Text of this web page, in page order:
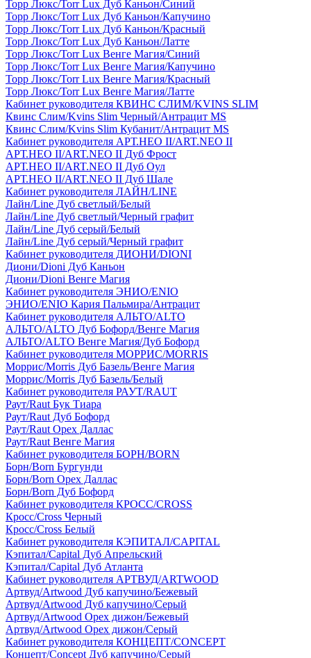
Торр Люкс/Torr Lux Дуб Каньон/Синий
Торр Люкс/Torr Lux Дуб Каньон/Капучино
Торр Люкс/Torr Lux Дуб Каньон/Красный
Торр Люкс/Torr Lux Дуб Каньон/Латте
Торр Люкс/Torr Lux Венге Магия/Синий
Торр Люкс/Torr Lux Венге Магия/Капучино
Торр Люкс/Torr Lux Венге Магия/Красный
Торр Люкс/Torr Lux Венге Магия/Латте
Кабинет руководителя КВИНС СЛИМ/KVINS SLIM
Квинс Слим/Kvins Slim Черный/Антрацит MS
Квинс Слим/Kvins Slim Кубанит/Антрацит MS
Кабинет руководителя АРТ.НЕО II/ART.NEO II
АРТ.НЕО II/ART.NEO II Дуб Фрост
АРТ.НЕО II/ART.NEO II Дуб Оул
АРТ.НЕО II/ART.NEO II Дуб Шале
Кабинет руководителя ЛАЙН/LINE
Лайн/Line Дуб светлый/Белый
Лайн/Line Дуб светлый/Черный графит
Лайн/Line Дуб серый/Белый
Лайн/Line Дуб серый/Черный графит
Кабинет руководителя ДИОНИ/DIONI
Диони/Dioni Дуб Каньон
Диони/Dioni Венге Магия
Кабинет руководителя ЭНИО/ENIO
ЭНИО/ENIO Кария Пальмира/Антрацит
Кабинет руководителя АЛЬТО/ALTO
АЛЬТО/ALTO Дуб Бофорд/Венге Магия
АЛЬТО/ALTO Венге Магия/Дуб Бофорд
Кабинет руководителя МОРРИС/MORRIS
Моррис/Morris Дуб Базель/Венге Магия
Моррис/Morris Дуб Базель/Белый
Кабинет руководителя РАУТ/RAUT
Раут/Raut Бук Тиара
Раут/Raut Дуб Бофорд
Раут/Raut Орех Даллас
Раут/Raut Венге Магия
Кабинет руководителя БОРН/BORN
Борн/Born Бургунди
Борн/Born Орех Даллас
Борн/Born Дуб Бофорд
Кабинет руководителя КРОСС/CROSS
Кросс/Cross Черный
Кросс/Cross Белый
Кабинет руководителя КЭПИТАЛ/CAPITAL
Кэпитал/Capital Дуб Апрельский
Кэпитал/Capital Дуб Атланта
Кабинет руководителя АРТВУД/ARTWOOD
Артвуд/Artwood Дуб капучино/Бежевый
Артвуд/Artwood Дуб капучино/Серый
Артвуд/Artwood Орех дижон/Бежевый
Артвуд/Artwood Орех дижон/Серый
Кабинет руководителя КОНЦЕПТ/CONCEPT
Концепт/Concept Дуб капучино/Серый